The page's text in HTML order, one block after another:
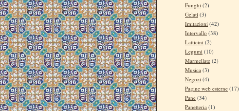
Funghi (2)
Gelati (3)
Imitazioni (42)
Intervallo (38)
Latticini (2)
Legumi (10)
Marmellate (2)
Musica (3)
Negozi (4)
Pagine web esterne (17)
Pane (34)
Panetteria (1)